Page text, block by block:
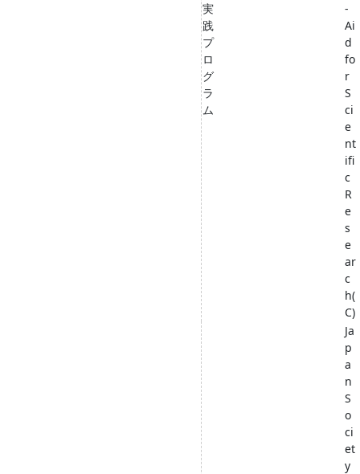
実
践
プ
ロ
グ
ラ
ム
-
Ai
d
fo
r
S
ci
e
nt
ifi
c
R
e
s
e
ar
c
h(
C)
Ja
p
a
n
S
o
ci
et
y